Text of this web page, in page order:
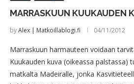
MARRASKUUN KUUKAUDEN
byAlex | Matkoillablogi.fi 04/11/2012
Marraskuun harmauteen voidaan
Kuukauden kuva (oikeassa palstassa)
matkalta Madeiralle, jonka